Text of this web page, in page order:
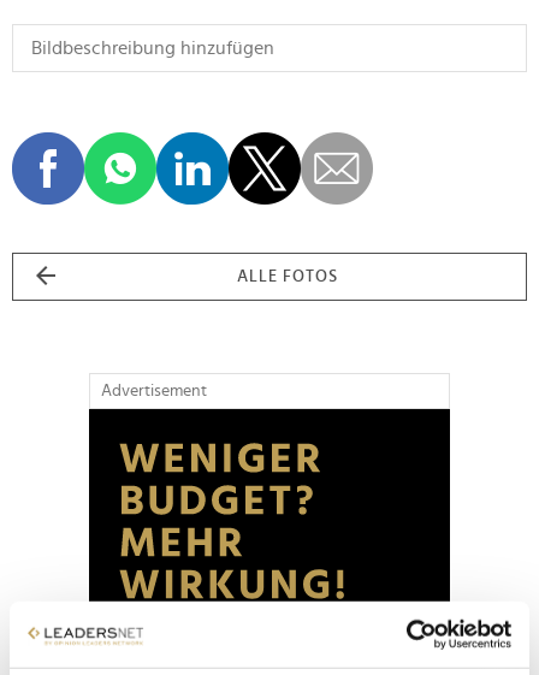
ALLE FOTOS
Advertisement